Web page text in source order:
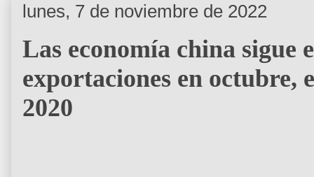
lunes, 7 de noviembre de 2022
Las economía china sigue
exportaciones en octubre,
2020